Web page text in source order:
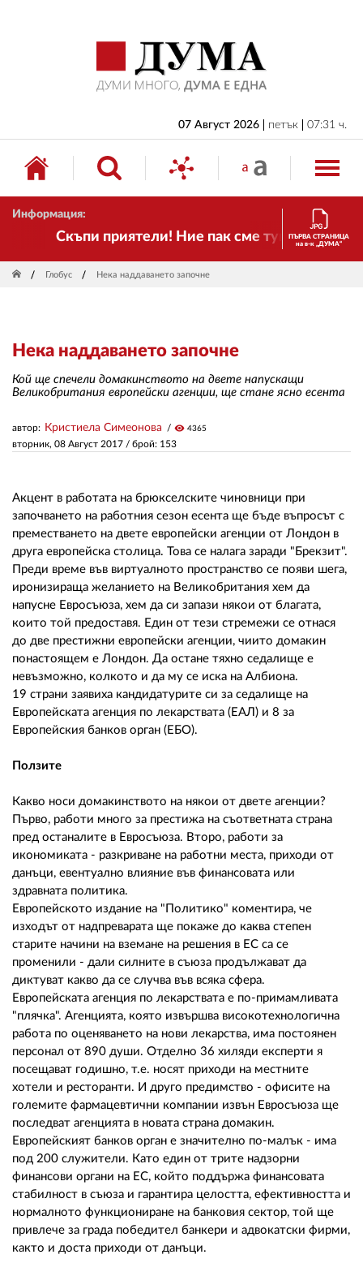
07 Август 2026 петък 07:31 ч.
Информация:
Скъпи приятели! Ние пак сме тук! Времето се
ПЪРВА СТРАНИЦА
на в-к „ДУМА“
Глобус Нека наддаването започне
Нека наддаването започне
Кой ще спечели домакинството на двете напускащи
Великобритания европейски агенции, ще стане ясно есента
вторник, 08 Август 2017 / брой: 153
автор: Кристиела Симеонова visibility 4365
Акцент в работата на брюкселските чиновници при
започването на работния сезон есента ще бъде въпросът с
преместването на двете европейски агенции от Лондон в
друга европейска столица. Това се налага заради "Брекзит".
Преди време във виртуалното пространство се появи шега,
иронизираща желанието на Великобритания хем да
напусне Евросъюза, хем да си запази някои от благата,
които той предоставя. Един от тези стремежи се отнася
до две престижни европейски агенции, чиито домакин
понастоящем е Лондон. Да остане тяхно седалище е
невъзможно, колкото и да му се иска на Албиона.
19 страни заявиха кандидатурите си за седалище на
Европейската агенция по лекарствата (ЕАЛ) и 8 за
Европейския банков орган (ЕБО).
Ползите
Какво носи домакинството на някои от двете агенции?
Първо, работи много за престижа на съответната страна
пред останалите в Евросъюза. Второ, работи за
икономиката - разкриване на работни места, приходи от
данъци, евентуално влияние във финансовата или
здравната политика.
Европейското издание на "Политико" коментира, че
изходът от надпреварата ще покаже до каква степен
старите начини на вземане на решения в ЕС са се
променили - дали силните в съюза продължават да
диктуват какво да се случва във всяка сфера.
Европейската агенция по лекарствата е по-примамливата
"плячка". Агенцията, която извършва високотехнологична
работа по оценяването на нови лекарства, има постоянен
персонал от 890 души. Отделно 36 хиляди експерти я
посещават годишно, т.е. носят приходи на местните
хотели и ресторанти. И друго предимство - офисите на
големите фармацевтични компании извън Евросъюза ще
последват агенцията в новата страна домакин.
Европейският банков орган е значително по-малък - има
под 200 служители. Като един от трите надзорни
финансови органи на ЕС, който поддържа финансовата
стабилност в съюза и гарантира целостта, ефективността и
нормалното функциониране на банковия сектор, той ще
привлече за града победител банкери и адвокатски фирми,
както и доста приходи от данъци.
БЪЛГАРИЯ
ИКОНОМИКА
ИЗБОРИ
СВЯТ
ДРУГИ
АВТОРИ
КОНТАКТИ
РЕКЛАМА
АБОНАМЕНТ
УСЛОВИЯ ЗА ПОЛЗВАНЕ
ПОЛИТИКА ЗА БИСКВИТКИТЕ
ПОЛИТИКАТА ЗА
ПОВЕРИТЕЛНОСТ